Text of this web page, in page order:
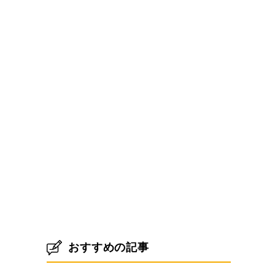
おすすめの記事